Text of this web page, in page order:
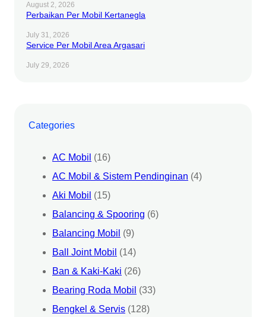
August 2, 2026
Perbaikan Per Mobil Kertanegla
July 31, 2026
Service Per Mobil Area Argasari
July 29, 2026
Categories
AC Mobil (16)
AC Mobil & Sistem Pendinginan (4)
Aki Mobil (15)
Balancing & Spooring (6)
Balancing Mobil (9)
Ball Joint Mobil (14)
Ban & Kaki-Kaki (26)
Bearing Roda Mobil (33)
Bengkel & Servis (128)